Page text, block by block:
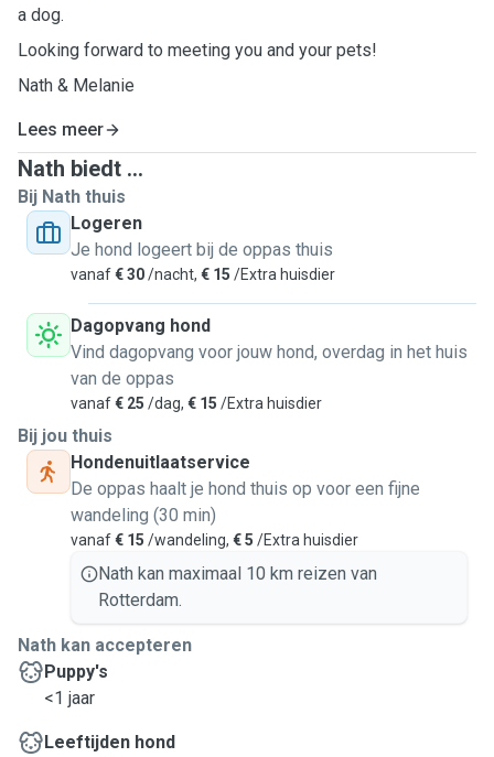
a dog.
Looking forward to meeting you and your pets!
Nath & Melanie
Lees meer
Nath biedt ...
Bij Nath thuis
Logeren
Je hond logeert bij de oppas thuis
vanaf€ 30/nacht, € 15 /Extra huisdier
Dagopvang hond
Vind dagopvang voor jouw hond, overdag in het huis
van de oppas
vanaf€ 25 /dag, € 15 /Extra huisdier
Bij jou thuis
Hondenuitlaatservice
De oppas haalt je hond thuis op voor een fijne
wandeling (30 min)
vanaf€ 15 /wandeling, € 5 /Extra huisdier
Nath kan maximaal 10 km reizen van
Rotterdam.
Nath kan accepteren
Puppy's
<1 jaar
Leeftijden hond